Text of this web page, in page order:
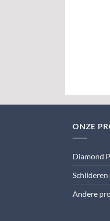
ONZE
Diamond
Andere